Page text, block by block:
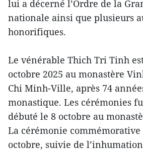
lui a décerné l’Ordre de la
nationale ainsi que plusieurs
honorifiques.
Le vénérable Thich Tri Tinh
octobre 2025 au monastère
Chi Minh-Ville, après 74
monastique. Les cérémonies
débuté le 8 octobre au
La cérémonie
octobre, suivie de